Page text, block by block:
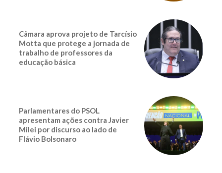
Câmara aprova projeto de Tarcísio
Motta que protege a jornada de
trabalho de professores da
educação básica
Parlamentares do PSOL
apresentam ações contra Javier
Milei por discurso ao lado de
Flávio Bolsonaro